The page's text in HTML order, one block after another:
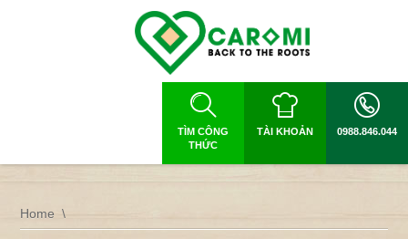
TÌM CÔNG
THỨC
TÀI KHOẢN 0988.846.044
Home